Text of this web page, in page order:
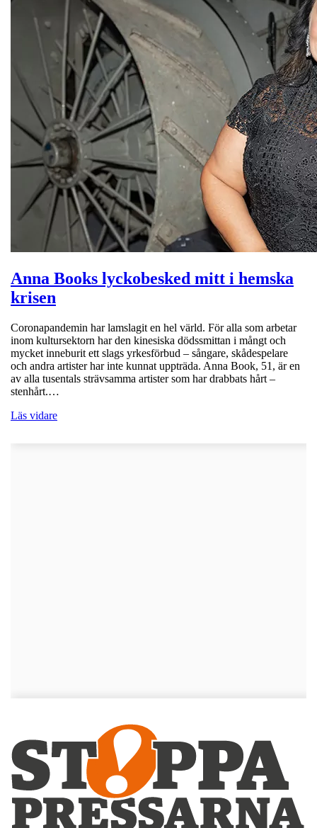
Anna Books lyckobesked mitt i hemska
krisen
Coronapandemin har lamslagit en hel värld. För alla som arbetar
inom kultursektorn har den kinesiska dödssmittan i mångt och
mycket inneburit ett slags yrkesförbud – sångare, skådespelare
och andra artister har inte kunnat uppträda. Anna Book, 51, är en
av alla tusentals strävsamma artister som har drabbats hårt –
stenhårt.…
Läs vidare